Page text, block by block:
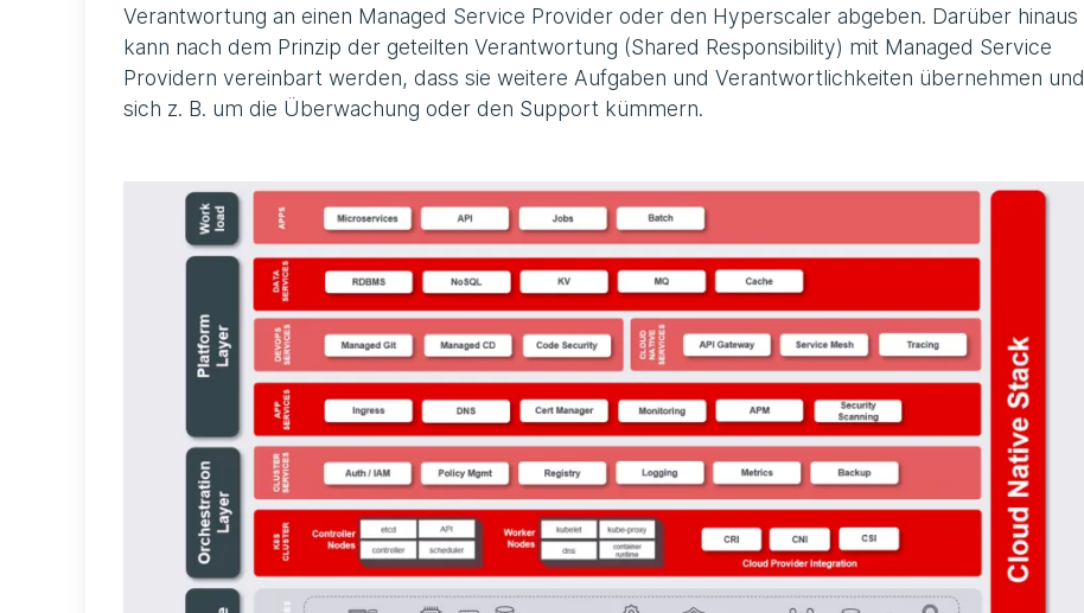
Verantwortung an einen Managed Service Provider oder den Hyperscaler abgeben. Darüber hinaus
kann nach dem Prinzip der geteilten Verantwortung (Shared Responsibility) mit Managed Service
Providern vereinbart werden, dass sie weitere Aufgaben und Verantwortlichkeiten übernehmen und
sich z. B. um die Überwachung oder den Support kümmern.